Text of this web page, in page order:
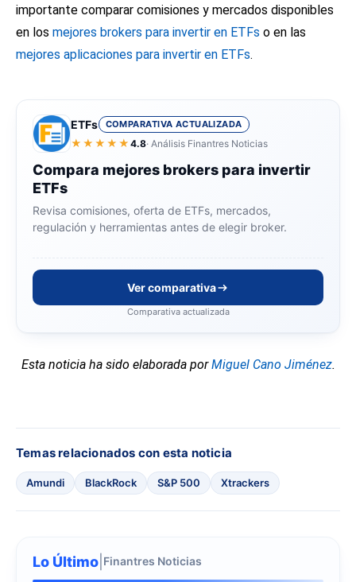
importante comparar comisiones y mercados disponibles
en los mejores brokers para invertir en ETFs o en las
mejores aplicaciones para invertir en ETFs.
ETFs COMPARATIVA ACTUALIZADA
★★★★★ 4.8· Análisis Finantres Noticias
Compara mejores brokers para invertir
ETFs
Revisa comisiones, oferta de ETFs, mercados,
regulación y herramientas antes de elegir broker.
Ver comparativa
Comparativa actualizada
Esta noticia ha sido elaborada porMiguel Cano Jiménez.
Temas relacionados con esta noticia
Amundi BlackRock S&P 500 Xtrackers
Lo Último Finantres Noticias